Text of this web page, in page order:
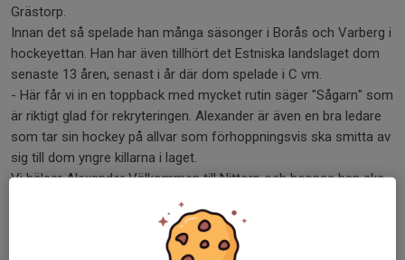
Grästorp.
Innan det så spelade han många säsonger i Borås och Varberg i
hockeyettan. Han har även tillhört det Estniska landslaget dom
senaste 13 åren, senast i år där dom spelade i C vm.
- Här får vi in en toppback med mycket rutin säger "Sågarn" som
är riktigt glad för rekryteringen. Alexander är även en bra ledare
som tar sin hockey på allvar som förhoppningsvis ska smitta av
sig till dom yngre killarna i laget.
Vi hälsar Alexander Välkommen till Nittorp och hoppas han ska